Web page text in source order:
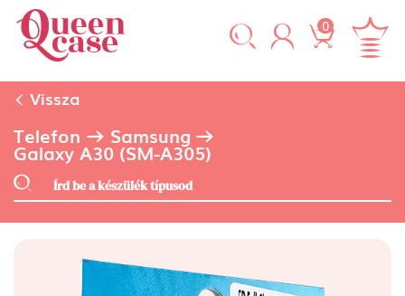
0
Vissza
Telefon Samsung
Galaxy A30 (SM-A305)